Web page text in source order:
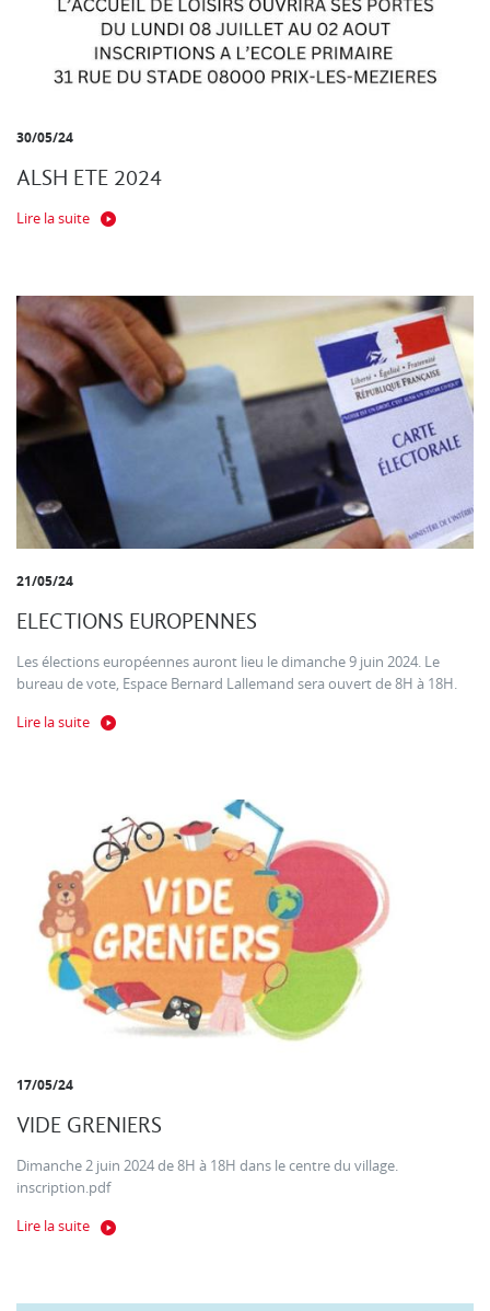
30/05/24
ALSH ETE 2024
Lire la suite
21/05/24
ELECTIONS EUROPENNES
Les élections européennes auront lieu le dimanche 9 juin 2024. Le
bureau de vote, Espace Bernard Lallemand sera ouvert de 8H à 18H.
Lire la suite
17/05/24
VIDE GRENIERS
Dimanche 2 juin 2024 de 8H à 18H dans le centre du village.
inscription.pdf
Lire la suite